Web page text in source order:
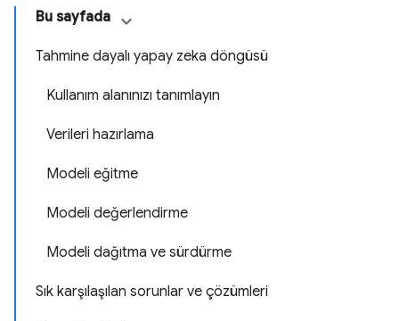
Bu sayfada
Tahmine dayalı yapay zeka döngüsü
Kullanım alanınızı tanımlayın
Verileri hazırlama
Modeli eğitme
Modeli değerlendirme
Modeli dağıtma ve sürdürme
Sık karşılaşılan sorunlar ve çözümleri